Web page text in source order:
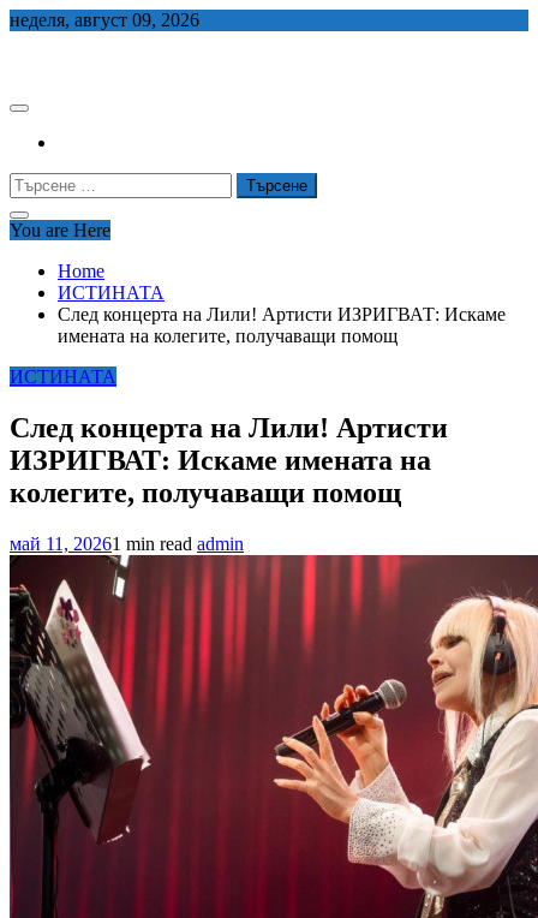
Skip
неделя, август 09, 2026
Търсене
за:
You are Here
Home
ИСТИНАТА
След концерта на Лили! Артисти ИЗРИГВАТ: Искаме
имената на колегите, получаващи помощ
ИСТИНАТА
След концерта на Лили! Артисти
ИЗРИГВАТ: Искаме имената на
колегите, получаващи помощ
май 11, 20261 min read admin